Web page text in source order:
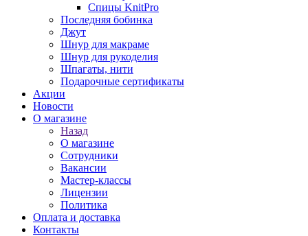
Спицы KnitPro
Последняя бобинка
Джут
Шнур для макраме
Шнур для рукоделия
Шпагаты, нити
Подарочные сертификаты
Акции
Новости
О магазине
Назад
О магазине
Сотрудники
Вакансии
Мастер-классы
Лицензии
Политика
Оплата и доставка
Контакты